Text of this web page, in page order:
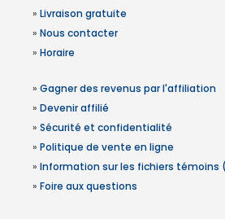
» Livraison gratuite
» Nous contacter
» Horaire
» Gagner des revenus par l'affiliation
» Devenir affilié
» Sécurité et confidentialité
» Politique de vente en ligne
» Information sur les fichiers témoins
» Foire aux questions